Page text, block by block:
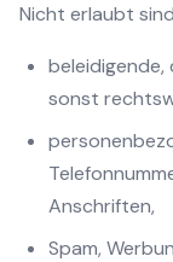
Nicht erlaubt
sonst
Anschriften,
Spam,